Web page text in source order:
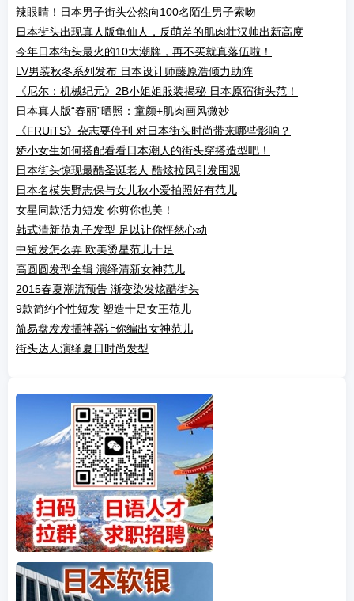
辣眼睛！日本男子街头公然向100名陌生男子索吻
日本街头出现真人版龟仙人，反萌差的肌肉壮汉帅出新高度
今年日本街头最火的10大潮牌，再不买就真落伍啦！
LV男装秋冬系列发布 日本设计师藤原浩倾力助阵
《尼尔：机械纪元》2B小姐姐服装揭秘 日本原宿街头范！
日本真人版“春丽”晒照：童颜+肌肉画风微妙
《FRUiTS》杂志要停刊 对日本街头时尚带来哪些影响？
娇小女生如何搭配看看日本潮人的街头穿搭造型吧！
日本街头惊现最酷圣诞老人 酷炫拉风引发围观
日本名模失野志保与女儿秋小爱拍照好有范儿
女星同款活力短发 你剪你也美！
韩式清新范丸子发型 足以让你怦然心动
中短发怎么弄 欧美烫星范儿十足
高圆圆发型全辑 演绎清新女神范儿
2015春夏潮流预告 渐变染发炫酷街头
9款简约个性短发 塑造十足女王范儿
简易盘发发插神器让你编出女神范儿
街头达人演绎夏日时尚发型